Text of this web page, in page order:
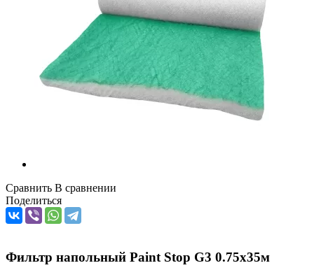
Сравнить В сравнении
Поделиться
Фильтр напольный Paint Stop G3 0.75x35м